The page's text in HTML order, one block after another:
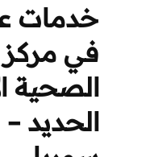
خدمات
في مركز
الصحية
الحديد